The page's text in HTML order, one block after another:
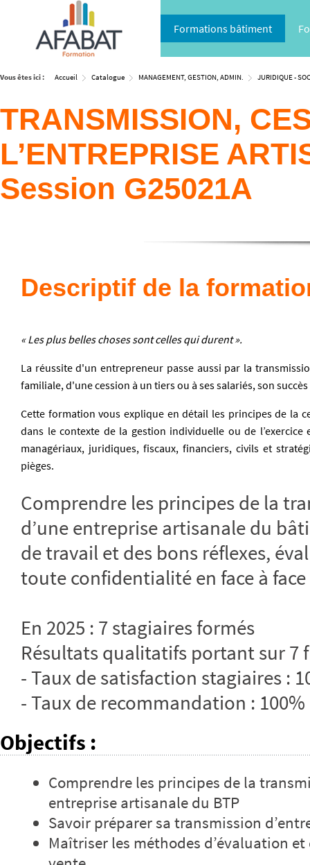
Formations bâtiment
Vous êtes ici : Accueil Catalogue MANAGEMENT, GESTION, ADMIN. JURIDIQUE -
TRANSMISSION,
L’ENTREPRISE
Session G25021A
Descriptif de la
« Les plus belles choses sont celles qui durent ».
La réussite d'un entrepreneur passe aussi par la
familiale, d'une cession à un tiers ou à ses salariés, son
Cette formation vous explique en détail les principes de la
dans le contexte de la gestion individuelle ou de
managériaux, juridiques, fiscaux, financiers, civils et
pièges.
Comprendre les principes de la
d’une entreprise artisanale du
de travail et des bons réflexes,
toute confidentialité en face à
En 2025 : 7 stagiaires formés
Résultats qualitatifs portant sur 7
- Taux de satisfaction stagiaires :
- Taux de recommandation : 100%
Objectifs :
Comprendre les principes de la
entreprise artisanale du BTP
Savoir préparer sa transmission
Maîtriser les méthodes d’évaluation